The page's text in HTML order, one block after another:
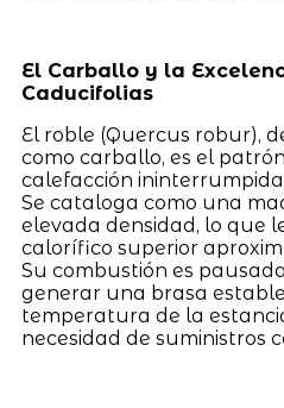
El Carballo y la
Caducifolias
El roble (Quercus robur),
como carballo, es el
calefacción
Se cataloga como una
elevada densidad, lo que
calorífico superior
Su combustión es
generar una brasa
temperatura de la
necesidad de suministros